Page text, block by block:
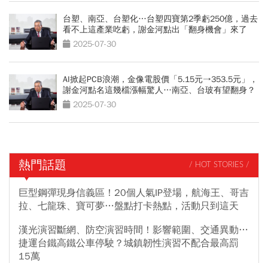
台塑、南亞、台塑化…台塑四寶第2季虧250億，過去
看不上這產業吃虧，謝金河點出「翻身機會」來了
2025-07-30
AI掀起PCB浪潮，金像電股價「5.15元→353.5元」，
謝金河點名這幾檔漲幅驚人…南亞、台玻有望翻身？
2025-07-30
熱門話題 / HOT STORIES /
巨型鋼彈現身信義區！20個人氣IP登場，航海王、哥吉
拉、七龍珠、寶可夢…盤點打卡熱點，活動只到這天
漢光演習斷網、防空演習時間！影響範圍、交通異動…
捷運台鐵高鐵公車停駛？城鎮韌性演習不配合最高罰
15萬